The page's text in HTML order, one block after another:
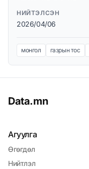
НИЙТЭЛСЭН
2026/04/06
монгол газрын тос
Data.mn
Агуулга
Өгөгдөл
Нийтлэл